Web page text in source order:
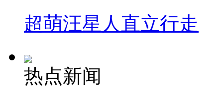
超萌汪星人直立行走
热点新闻